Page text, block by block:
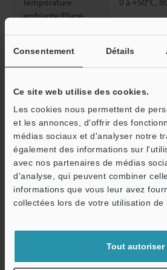
Consentement Détails
Ce site web utilise des cookies.
Les cookies nous permettent de
et les annonces, d'offrir des
médias sociaux et d'analyser notre
également des informations sur
avec nos partenaires de médias
d'analyse, qui peuvent combiner
informations que vous leur avez
collectées lors de votre utilisation de
Tout autoriser
ambiante/Plage
Poids Environ 308
Autres modèles